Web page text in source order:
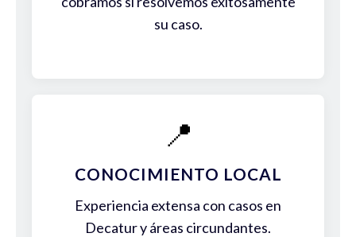
su caso.
📍
CONOCIMIENTO LOCAL
Experiencia extensa con casos en
Decatur y áreas circundantes.